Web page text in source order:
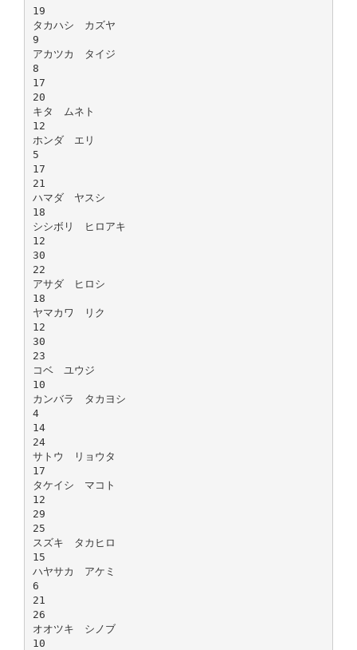
19
タカハシ カズヤ
9
アカツカ タイジ
8
17
20
キタ ムネト
12
ホンダ エリ
5
17
21
ハマダ ヤスシ
18
シシボリ ヒロアキ
12
30
22
アサダ ヒロシ
18
ヤマカワ リク
12
30
23
コベ ユウジ
10
カンバラ タカヨシ
4
14
24
サトウ リョウタ
17
タケイシ マコト
12
29
25
スズキ タカヒロ
15
ハヤサカ アケミ
6
21
26
オオツキ シノブ
10